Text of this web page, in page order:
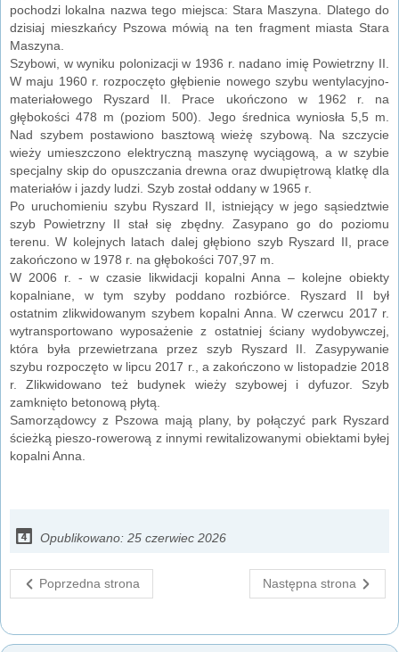
pochodzi lokalna nazwa tego miejsca: Stara Maszyna. Dlatego do
dzisiaj mieszkańcy Pszowa mówią na ten fragment miasta Stara
Maszyna.
Szybowi, w wyniku polonizacji w 1936 r. nadano imię Powietrzny II.
W maju 1960 r. rozpoczęto głębienie nowego szybu wentylacyjno-
materiałowego Ryszard II. Prace ukończono w 1962 r. na
głębokości 478 m (poziom 500). Jego średnica wyniosła 5,5 m.
Nad szybem postawiono basztową wieżę szybową. Na szczycie
wieży umieszczono elektryczną maszynę wyciągową, a w szybie
specjalny skip do opuszczania drewna oraz dwupiętrową klatkę dla
materiałów i jazdy ludzi. Szyb został oddany w 1965 r.
Po uruchomieniu szybu Ryszard II, istniejący w jego sąsiedztwie
szyb Powietrzny II stał się zbędny. Zasypano go do poziomu
terenu. W kolejnych latach dalej głębiono szyb Ryszard II, prace
zakończono w 1978 r. na głębokości 707,97 m.
W 2006 r. - w czasie likwidacji kopalni Anna – kolejne obiekty
kopalniane, w tym szyby poddano rozbiórce. Ryszard II był
ostatnim zlikwidowanym szybem kopalni Anna. W czerwcu 2017 r.
wytransportowano wyposażenie z ostatniej ściany wydobywczej,
która była przewietrzana przez szyb Ryszard II. Zasypywanie
szybu rozpoczęto w lipcu 2017 r., a zakończono w listopadzie 2018
r. Zlikwidowano też budynek wieży szybowej i dyfuzor. Szyb
zamknięto betonową płytą.
Samorządowcy z Pszowa mają plany, by połączyć park Ryszard
ścieżką pieszo-rowerową z innymi rewitalizowanymi obiektami byłej
kopalni Anna.
Opublikowano: 25 czerwiec 2026
Poprzedna strona Następna strona